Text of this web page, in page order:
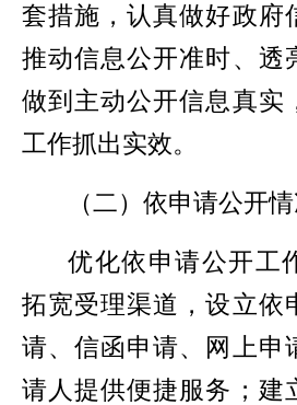
套措施，认真做好政府
推动信息公开准时、透
做到主动公开信息真实
工作抓出实效。
（二）依申请公开
优化依申请公开工
拓宽受理渠道，设立依
请、信函申请、网上申
请人提供便捷服务；建